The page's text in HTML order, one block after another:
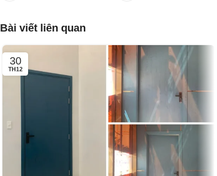
Bài viết liên quan
30
TH12